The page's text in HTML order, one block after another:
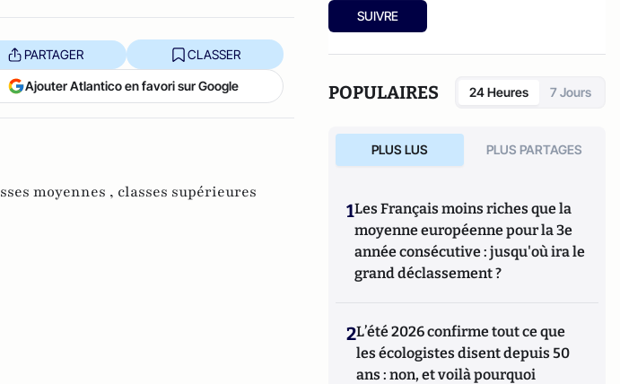
PARTAGER CLASSER
Ajouter Atlantico en favori sur Google
moyennes , classes supérieures
réforme. L’Harmattan, 2010,
de A à Z. L’Harmattan, 2012, et
SUIVRE
POPULAIRES 24 Heures 7 Jours
PLUS LUS PLUS PARTAGES
1Les Français moins riches que la
moyenne européenne pour la 3e
année consécutive : jusqu'où ira le
grand déclassement ?
2L’été 2026 confirme tout ce que
les écologistes disent depuis 50
ans : non, et voilà pourquoi